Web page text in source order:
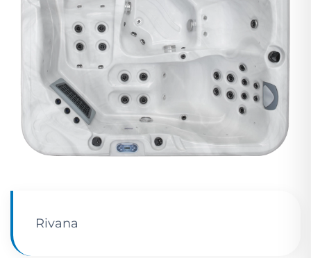
Rivana